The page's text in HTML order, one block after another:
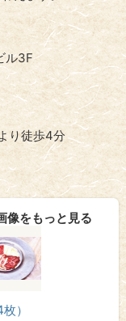
ル3F
り徒歩4分
像をもっと見る
）